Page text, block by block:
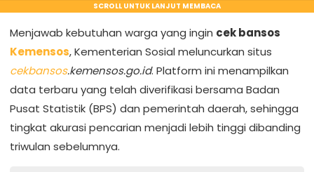
SCROLL UNTUK LANJUT MEMBACA
Menjawab kebutuhan warga yang ingin cek bansos
Kemensos, Kementerian Sosial meluncurkan situs
cekbansos.kemensos.go.id. Platform ini menampilkan
data terbaru yang telah diverifikasi bersama Badan
Pusat Statistik (BPS) dan pemerintah daerah, sehingga
tingkat akurasi pencarian menjadi lebih tinggi dibanding
triwulan sebelumnya.